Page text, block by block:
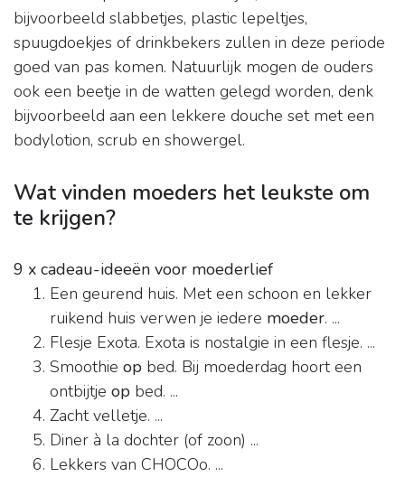
bijvoorbeeld slabbetjes, plastic lepeltjes,
spuugdoekjes of drinkbekers zullen in deze periode
goed van pas komen. Natuurlijk mogen de ouders
ook een beetje in de watten gelegd worden, denk
bijvoorbeeld aan een lekkere douche set met een
bodylotion, scrub en showergel.
Wat vinden moeders het leukste om
te krijgen?
9 x cadeau-ideeën voor moederlief
Een geurend huis. Met een schoon en lekker
ruikend huis verwen je iedere moeder. ...
Flesje Exota. Exota is nostalgie in een flesje. ...
Smoothie op bed. Bij moederdag hoort een
ontbijtje op bed. ...
Zacht velletje. ...
Diner à la dochter (of zoon) ...
Lekkers van CHOCOo. ...